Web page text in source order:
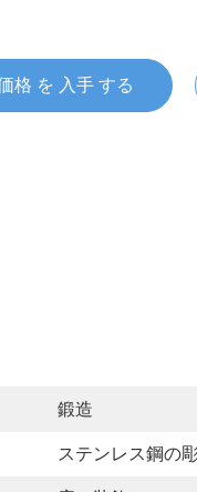
格 を 入手 する
鍛造
ステンレス鋼の